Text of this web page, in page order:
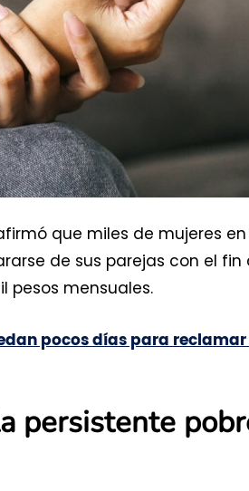
que miles de mujeres
de sus parejas con el
pesos mensuales.
pocos días para
persistente